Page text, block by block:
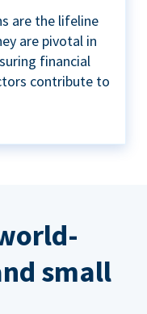
are the lifeline
are pivotal in
financial
contribute to
small